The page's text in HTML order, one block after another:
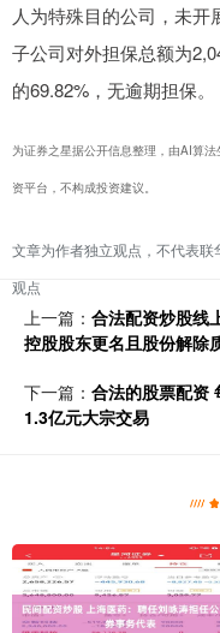
人为特殊目的公司，未
子公司对外担保总额为
的69.82%，无逾期担保。
为证券之星据公开信息整理，由AI算
资平台，不构成投资建议。
文章为作者独立观点，不代表
观点
上一篇： 合法配资炒股线
控股股东更名且股份解除
下一篇： 合法的股票配资
1.3亿元大宗交易